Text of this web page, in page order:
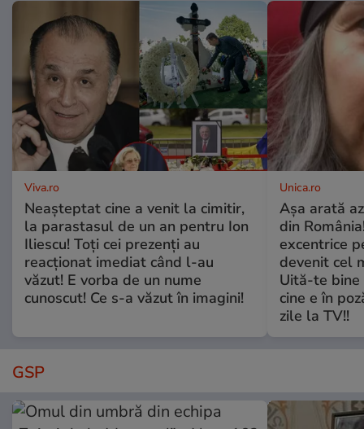
Viva.ro
Neașteptat cine a venit la cimitir,
la parastasul de un an pentru Ion
Iliescu! Toți cei prezenți au
reacționat imediat când l-au
văzut! E vorba de un nume
cunoscut! Ce s-a văzut în imagini!
Unica.ro
Așa arată
din
excentrice
devenit cel
Uită-te bine
cine e în
zile la TV!!
GSP